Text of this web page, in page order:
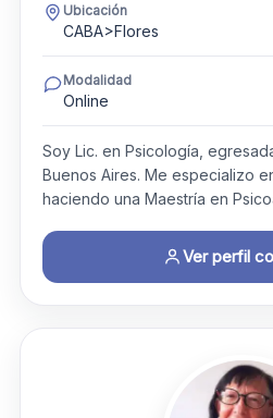
Ubicación
CABA>Flores
Modalidad
Online
Soy Lic. en Psicología,
Buenos Aires. Me especializo
haciendo una Maestría en
Ver perfil